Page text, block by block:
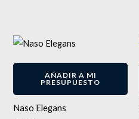
AÑADIR A MI
PRESUPUESTO
Naso Elegans